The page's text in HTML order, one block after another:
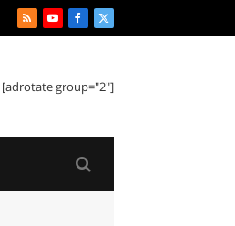
RSSYouTube
Facebook
X
[adrotate group="2"]